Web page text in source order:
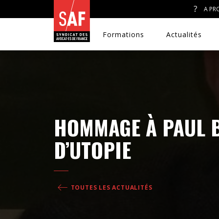
A
Formations Actualités
CONGRÈS DU SAF
DÉFENSE PÉNALE
DISCRIMINATIONS
HOMMAGE À PAUL
D’UTOPIE
TOUTES LES ACTUALITÉS